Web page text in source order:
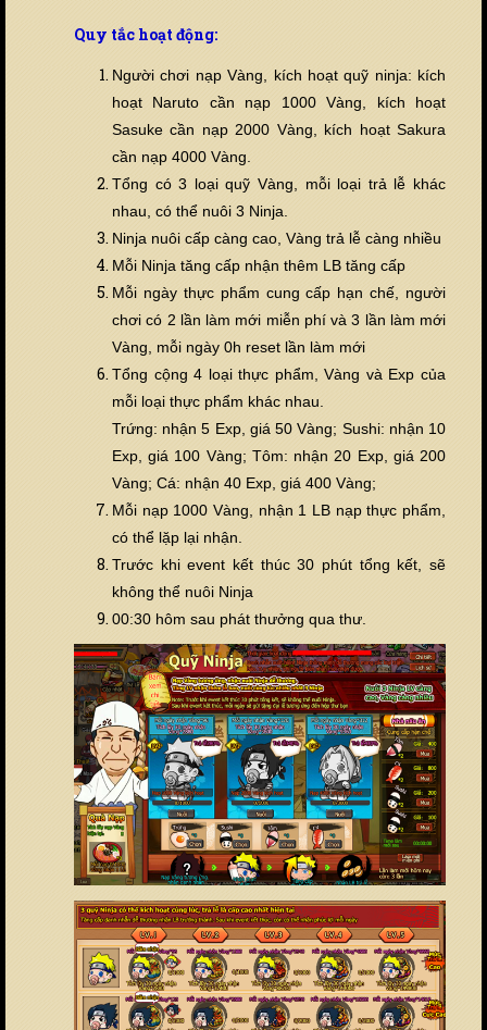
Quy tắc hoạt động:
Người chơi nạp Vàng, kích hoạt quỹ ninja: kích
hoạt Naruto cần nạp 1000 Vàng, kích hoạt
Sasuke cần nạp 2000 Vàng, kích hoạt Sakura
cần nạp 4000 Vàng.
Tổng có 3 loại quỹ Vàng, mỗi loại trả lễ khác
nhau, có thể nuôi 3 Ninja.
Ninja nuôi cấp càng cao, Vàng trả lễ càng nhiều
Mỗi Ninja tăng cấp nhận thêm LB tăng cấp
Mỗi ngày thực phẩm cung cấp hạn chế, người
chơi có 2 lần làm mới miễn phí và 3 lần làm mới
Vàng, mỗi ngày 0h reset lần làm mới
Tổng cộng 4 loại thực phẩm, Vàng và Exp của
mỗi loại thực phẩm khác nhau.
Trứng: nhận 5 Exp, giá 50 Vàng; Sushi: nhận 10
Exp, giá 100 Vàng; Tôm: nhận 20 Exp, giá 200
Vàng; Cá: nhận 40 Exp, giá 400 Vàng;
Mỗi nạp 1000 Vàng, nhận 1 LB nạp thực phẩm,
có thể lặp lại nhận.
Trước khi event kết thúc 30 phút tổng kết, sẽ
không thể nuôi Ninja
00:30 hôm sau phát thưởng qua thư.